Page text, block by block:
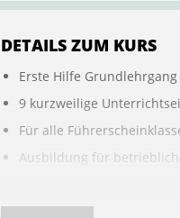
DETAILS ZUM KURS
Erste Hilfe Grundlehrgang
9 kurzweilige
Für alle
Ausbildung für